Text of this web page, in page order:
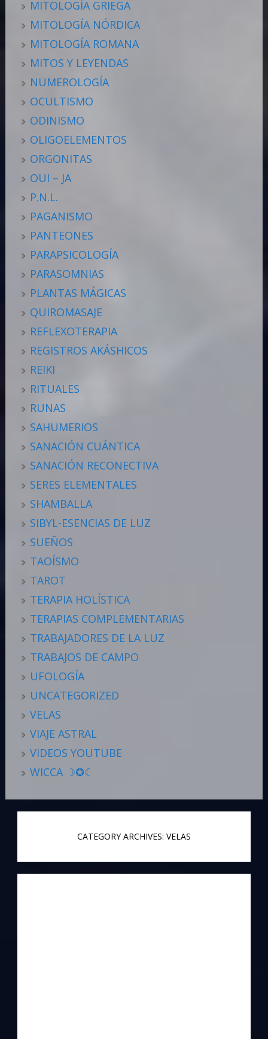
MITOLOGÍA GRIEGA
MITOLOGÍA NÓRDICA
MITOLOGÍA ROMANA
MITOS Y LEYENDAS
NUMEROLOGÍA
OCULTISMO
ODINISMO
OLIGOELEMENTOS
ORGONITAS
OUI – JA
P.N.L.
PAGANISMO
PANTEONES
PARAPSICOLOGÍA
PARASOMNIAS
PLANTAS MÁGICAS
QUIROMASAJE
REFLEXOTERAPIA
REGISTROS AKÁSHICOS
REIKI
RITUALES
RUNAS
SAHUMERIOS
SANACIÓN CUÁNTICA
SANACIÓN RECONECTIVA
SERES ELEMENTALES
SHAMBALLA
SIBYL-ESENCIAS DE LUZ
SUEÑOS
TAOÍSMO
TAROT
TERAPIA HOLÍSTICA
TERAPIAS COMPLEMENTARIAS
TRABAJADORES DE LA LUZ
TRABAJOS DE CAMPO
UFOLOGÍA
UNCATEGORIZED
VELAS
VIAJE ASTRAL
VIDEOS YOUTUBE
WICCA ☽✪☾
CATEGORY ARCHIVES: VELAS